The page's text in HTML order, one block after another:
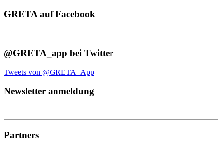
GRETA auf Facebook
@GRETA_app bei Twitter
Tweets von @GRETA_App
Newsletter anmeldung
Partners